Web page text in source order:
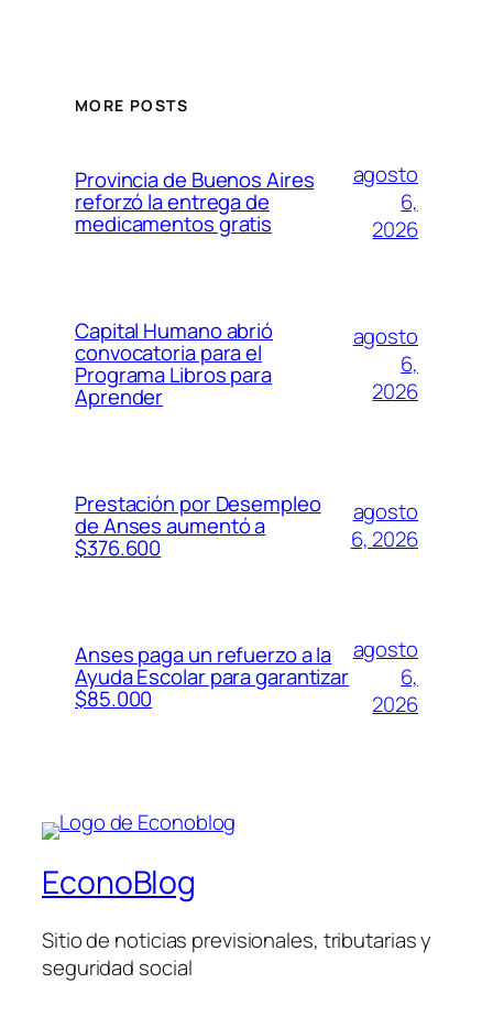
MORE POSTS
Provincia de Buenos Aires
reforzó la entrega de
medicamentos gratis
agosto
6,
2026
Capital Humano abrió
convocatoria para el
Programa Libros para
Aprender
agosto
6,
2026
Prestación por Desempleo
de Anses aumentó a
$376.600
agosto
6, 2026
Anses paga un refuerzo a la
Ayuda Escolar para garantizar
$85.000
agosto
6,
2026
EconoBlog
Sitio de noticias previsionales, tributarias y
seguridad social